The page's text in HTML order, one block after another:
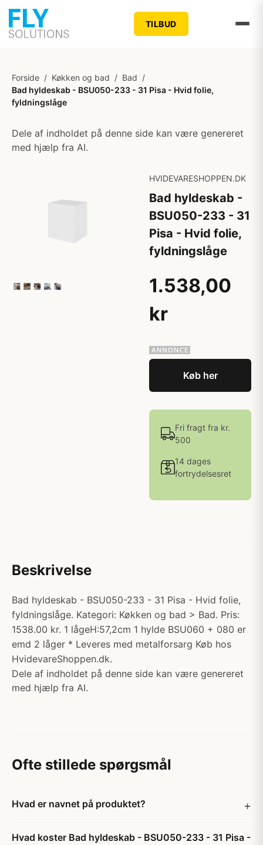
TILBUD
Forside / Køkken og bad / Bad /
Bad hyldeskab - BSU050-233 - 31 Pisa - Hvid folie,
fyldningslåge
Dele af indholdet på denne side kan være genereret
med hjælp fra AI.
HVIDEVARESHOPPEN.DK
Bad hyldeskab -
BSU050-233 - 31
Pisa - Hvid folie,
fyldningslåge
1.538,00
kr
Køb her
Fri fragt fra kr.
500
14 dages
fortrydelsesret
Beskrivelse
Bad hyldeskab - BSU050-233 - 31 Pisa - Hvid folie,
fyldningslåge. Kategori: Køkken og bad > Bad. Pris:
1538.00 kr. 1 lågeH:57,2cm 1 hylde BSU060 + 080 er
emd 2 låger * Leveres med metalforsarg Køb hos
HvidevareShoppen.dk.
Dele af indholdet på denne side kan være genereret
med hjælp fra AI.
Ofte stillede spørgsmål
Hvad er navnet på produktet?
Hvad koster Bad hyldeskab - BSU050-233 - 31 Pisa -